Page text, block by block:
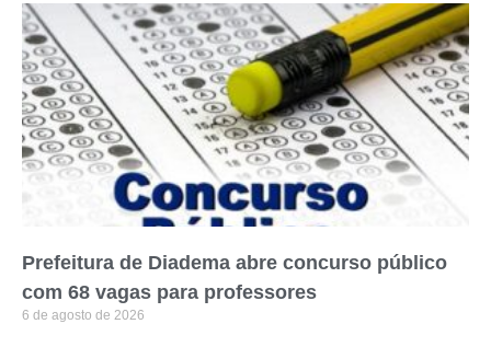
Prefeitura de Diadema abre concurso público
com 68 vagas para professores
6 de agosto de 2026